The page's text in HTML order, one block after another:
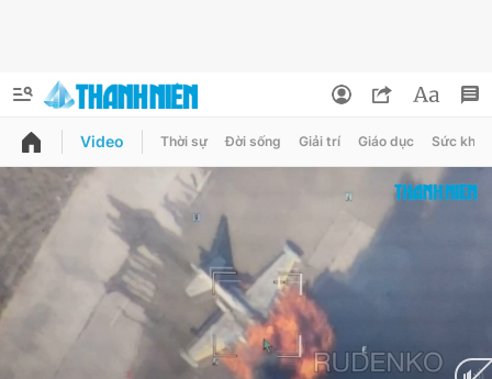
QUẢNG CÁO
Chuyên mục
Thông tin tài khoản
Đổi mật khẩu
Tin đã lưu
Tin đã xem
Video Thời sự Đời sống Giải trí Giáo dục Sức khỏe